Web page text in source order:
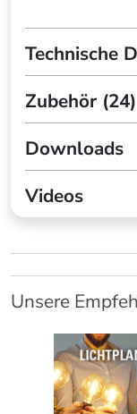
Technische
Zubehör (24)
Downloads
Videos
Unsere